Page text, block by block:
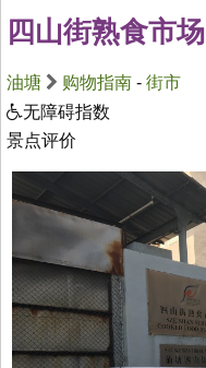
四山街熟食市场
油塘 购物指南 - 街市
无障碍指数
景点评价